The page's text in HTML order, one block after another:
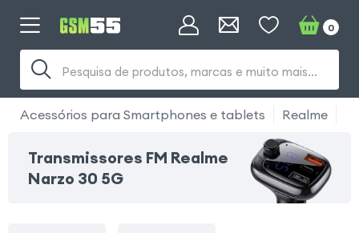
Pesquisa de produtos, marcas e muito mais...
0
Acessórios para Smartphones e tablets Realme
Transmissores FM Realme
Narzo 30 5G